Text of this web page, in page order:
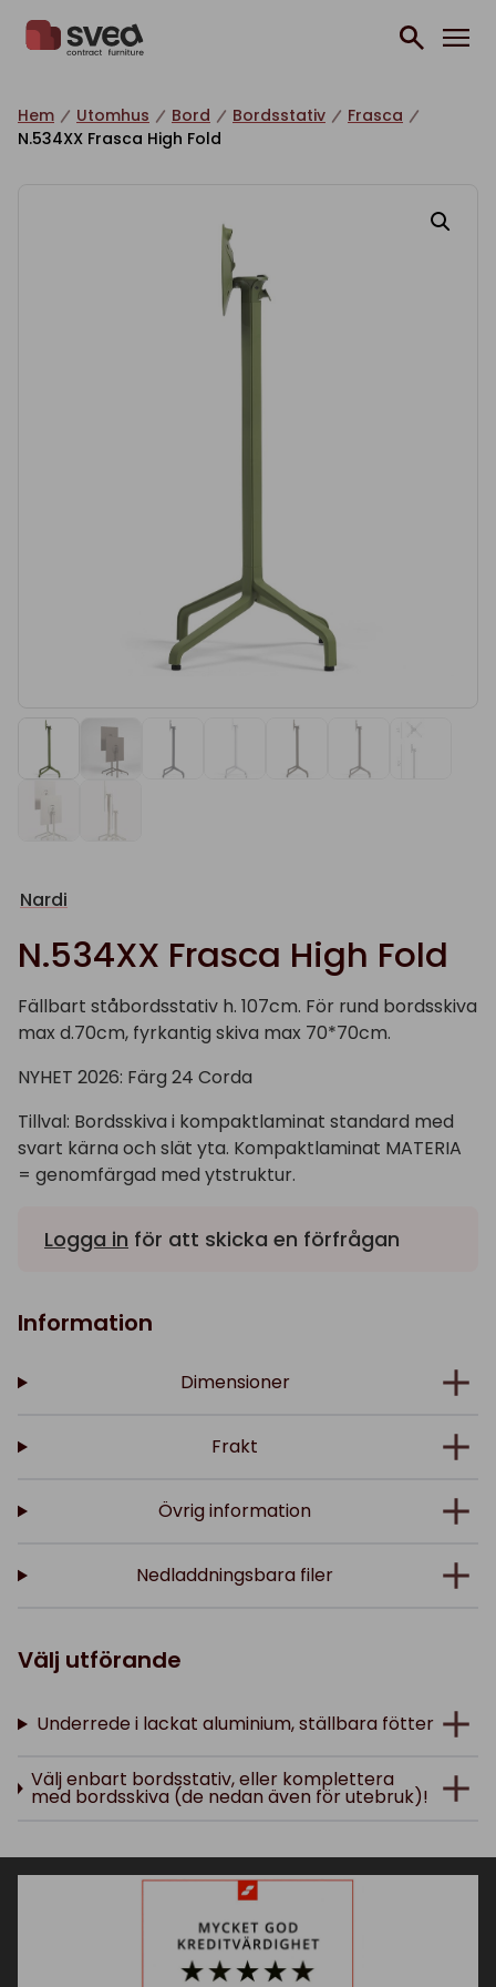
Hem Utomhus Bord Bordsstativ
Frasca
N.534XX Frasca High Fold
Nardi
N.534XX Frasca High Fold
Fällbart ståbordsstativ h. 107cm. För rund bordsskiva
max d.70cm, fyrkantig skiva max 70*70cm.
NYHET 2026: Färg 24 Corda
Tillval: Bordsskiva i kompaktlaminat standard med
svart kärna och slät yta. Kompaktlaminat MATERIA
= genomfärgad med ytstruktur.
Logga in för att skicka en förfrågan
Information
Dimensioner
Frakt
Övrig information
Nedladdningsbara filer
Välj utförande
Underrede i lackat aluminium, ställbara fötter
Välj enbart bordsstativ, eller komplettera
med bordsskiva (de nedan även för utebruk)!